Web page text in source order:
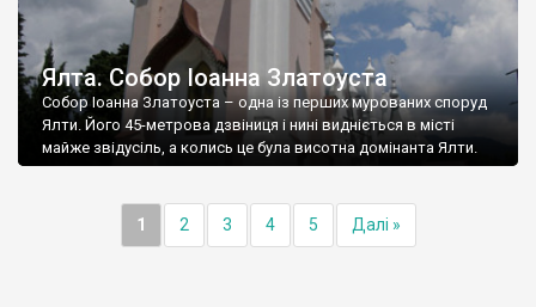
Ялта. Собор Іоанна Златоуста
Собор Іоанна Златоуста – одна із перших мурованих споруд
Ялти. Його 45-метрова дзвіниця і нині видніється в місті
майже звідусіль, а колись це була висотна домінанта Ялти.
1 2 3 4 5 Далі »